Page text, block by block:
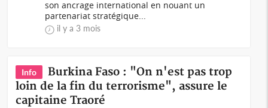
son ancrage international en nouant un
partenariat stratégique...
il y a 3 mois
Info
Burkina Faso : "On n'est pas trop
loin de la fin du terrorisme", assure le
capitaine Traoré